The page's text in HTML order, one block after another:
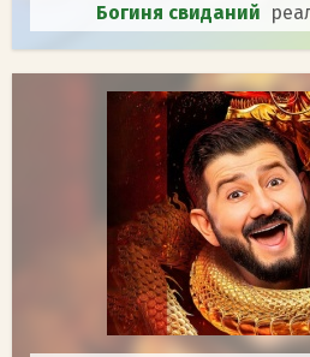
Богиня свиданий